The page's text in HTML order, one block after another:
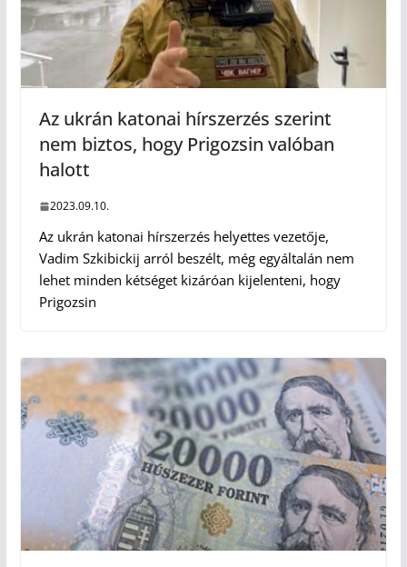
Az ukrán katonai hírszerzés szerint
nem biztos, hogy Prigozsin valóban
halott
2023.09.10.
Az ukrán katonai hírszerzés helyettes vezetője,
Vadim Szkibickij arról beszélt, még egyáltalán nem
lehet minden kétséget kizáróan kijelenteni, hogy
Prigozsin